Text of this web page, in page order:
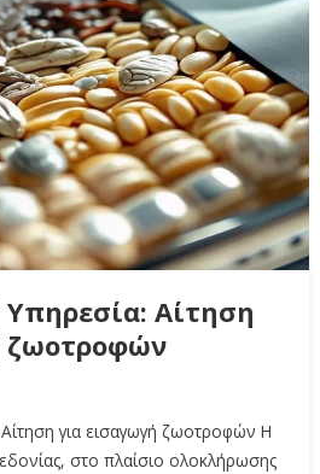
Αίτηση
ζωοτροφών
για εισαγωγή ζωοτροφών Η
στο πλαίσιο ολοκλήρωσης